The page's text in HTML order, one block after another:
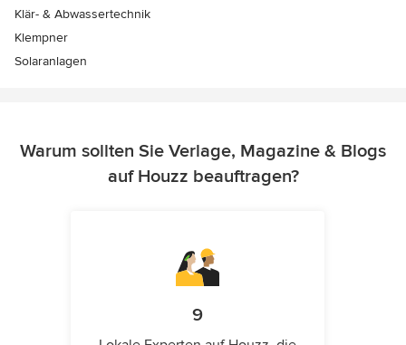
Klär- & Abwassertechnik
Klempner
Solaranlagen
Warum sollten Sie Verlage, Magazine & Blogs
auf Houzz beauftragen?
9